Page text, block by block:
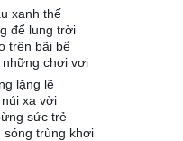
xanh thế
để lung trời
trên bãi bể
chơi vơi
lặng lẽ
xa vời
sức trẻ
sóng trùng khơi